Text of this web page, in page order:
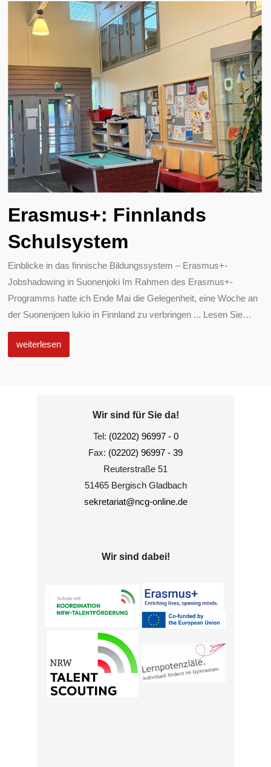
Erasmus+: Finnlands
Schulsystem
Einblicke in das finnische Bildungssystem – Erasmus+-
Jobshadowing in Suonenjoki Im Rahmen des Erasmus+-
Programms hatte ich Ende Mai die Gelegenheit, eine Woche an
der Suonenjoen lukio in Finnland zu verbringen ... Lesen Sie…
weiterlesen
Wir sind für Sie da!
Tel: (02202) 96997 - 0
Fax: (02202) 96997 - 39
Reuterstraße 51
51465 Bergisch Gladbach
sekretariat@ncg-online.de
Wir sind dabei!